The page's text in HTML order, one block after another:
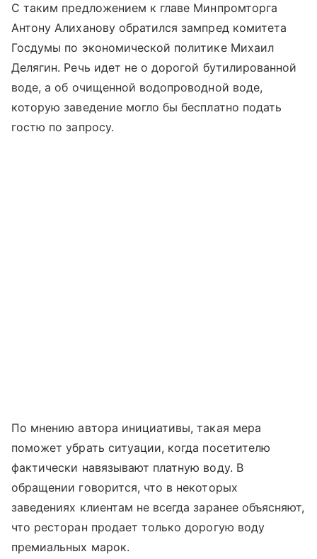
С таким предложением к главе Минпромторга
Антону Алиханову обратился зампред комитета
Госдумы по экономической политике Михаил
Делягин. Речь идет не о дорогой бутилированной
воде, а об очищенной водопроводной воде,
которую заведение могло бы бесплатно подать
гостю по запросу.
По мнению автора инициативы, такая мера
поможет убрать ситуации, когда посетителю
фактически навязывают платную воду. В
обращении говорится, что в некоторых
заведениях клиентам не всегда заранее объясняют,
что ресторан продает только дорогую воду
премиальных марок.